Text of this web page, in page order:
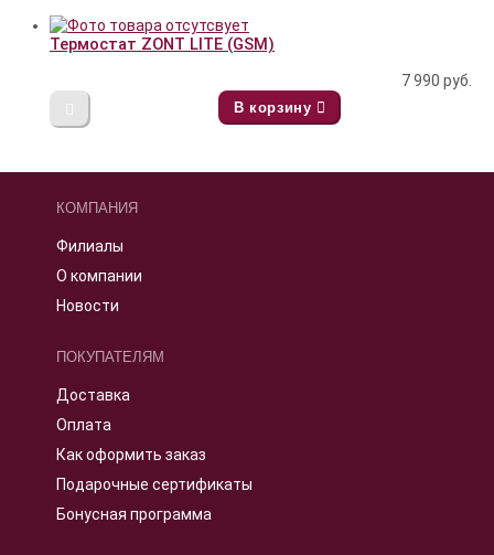
Термостат ZONT LITE (GSM)
7 990 руб.
В корзину
КОМПАНИЯ
Филиалы
О компании
Новости
ПОКУПАТЕЛЯМ
Доставка
Оплата
Как оформить заказ
Подарочные сертификаты
Бонусная программа